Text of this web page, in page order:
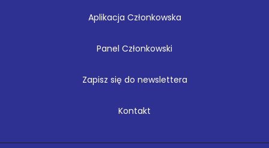
Aplikacja Członkowska
Panel Członkowski
Zapisz się do newslettera
Kontakt